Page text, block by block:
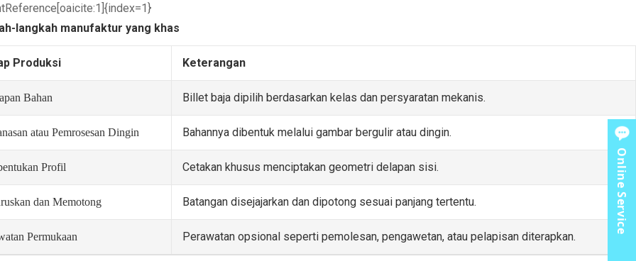
langkah manufaktur yang khas
Produksi Keterangan
Bahan Billet baja dipilih berdasarkan kelas dan persyaratan mekanis.
atau Pemrosesan Dingin Bahannya dibentuk melalui gambar bergulir atau dingin.
Profil Cetakan khusus menciptakan geometri delapan sisi.
dan Memotong Batangan disejajarkan dan dipotong sesuai panjang tertentu.
Permukaan Perawatan opsional seperti pemolesan, pengawetan, atau pelapisan diterapkan.
Online Service